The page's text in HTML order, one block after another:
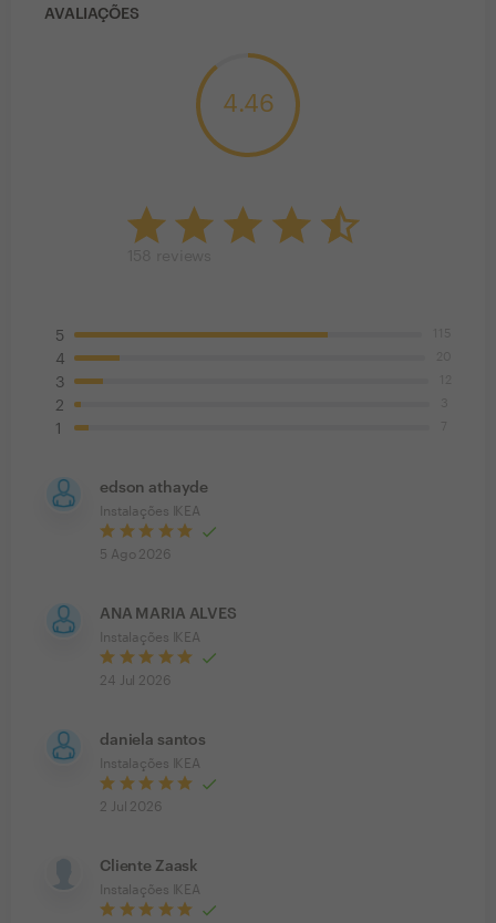
AVALIAÇÕES
4.46
5
4
3
2
1
edson athayde
Instalações IKEA
5 Ago 2026
ANA MARIA ALVES
Instalações IKEA
24 Jul 2026
daniela santos
Instalações IKEA
2 Jul 2026
Cliente Zaask
Instalações IKEA